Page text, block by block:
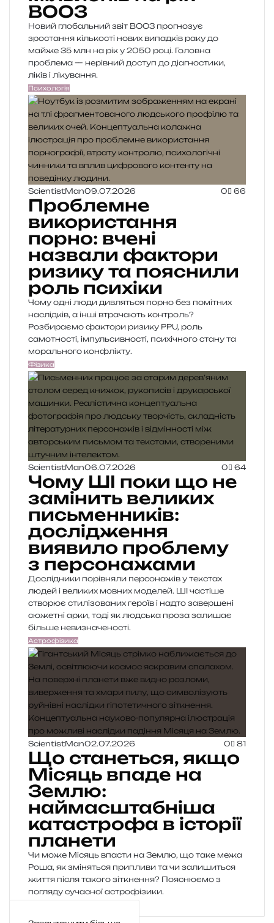
ВООЗ
Новий глобальний звіт ВООЗ прогнозує
зростання кількості нових випадків раку до
майже 35 млн на рік у 2050 році. Головна
проблема — нерівний доступ до діагностики,
ліків і лікування.
Психологія
ScientistMan09.07.2026 0 66
Проблемне
використання
порно: вчені
назвали фактори
ризику та пояснили
роль психіки
Чому одні люди дивляться порно без помітних
наслідків, а інші втрачають контроль?
Розбираємо фактори ризику PPU, роль
самотності, імпульсивності, психічного стану та
морального конфлікту.
Фізика
ScientistMan06.07.2026 0 64
Чому ШІ поки що не
замінить великих
письменників:
дослідження
виявило проблему
з персонажами
Дослідники порівняли персонажів у текстах
людей і великих мовних моделей. ШІ частіше
створює стилізованих героїв і надто завершені
сюжетні арки, тоді як людська проза залишає
більше невизначеності.
Астрофізика
ScientistMan02.07.2026 0 81
Що станеться, якщо
Місяць впаде на
Землю:
наймасштабніша
катастрофа в історії
планети
Чи може Місяць впасти на Землю, що таке межа
Роша, як зміняться припливи та чи залишиться
життя після такого зіткнення? Пояснюємо з
погляду сучасної астрофізики.